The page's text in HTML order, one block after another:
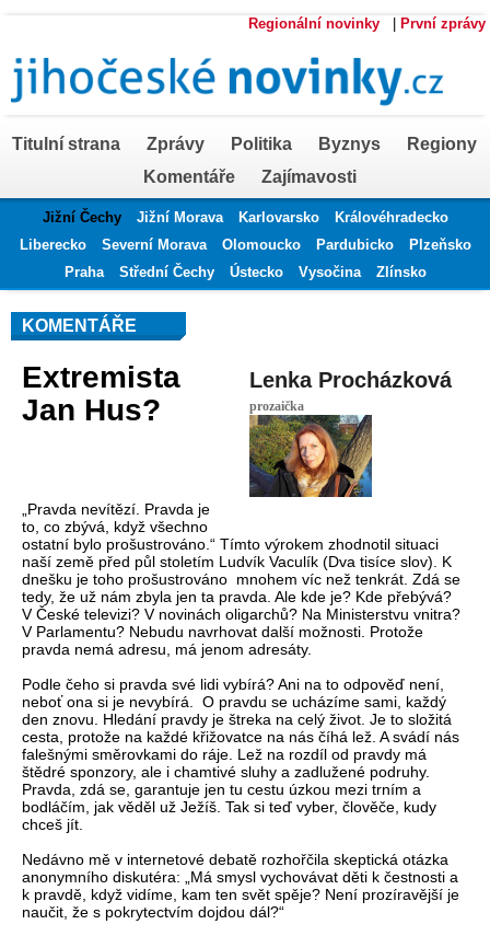
Regionální novinky První zprávy
Titulní strana Zprávy Politika Byznys
Regiony
Komentáře
Zajímavosti
Jižní Čechy Jižní Morava Karlovarsko
Královéhradecko
Liberecko
Severní Morava Olomoucko Pardubicko
Plzeňsko
Praha
Střední Čechy Ústecko Vysočina Zlínsko
KOMENTÁŘE
Lenka Procházková
prozaička
Extremista
Jan Hus?
„Pravda nevítězí. Pravda je
to, co zbývá, když všechno
ostatní bylo prošustrováno.“ Tímto výrokem zhodnotil situaci
naší země před půl stoletím Ludvík Vaculík (Dva tisíce slov). K
dnešku je toho prošustrováno mnohem víc než tenkrát. Zdá se
tedy, že už nám zbyla jen ta pravda. Ale kde je? Kde přebývá?
V České televizi? V novinách oligarchů? Na Ministerstvu vnitra?
V Parlamentu? Nebudu navrhovat další možnosti. Protože
pravda nemá adresu, má jenom adresáty.
Podle čeho si pravda své lidi vybírá? Ani na to odpověď není,
neboť ona si je nevybírá. O pravdu se ucházíme sami, každý
den znovu. Hledání pravdy je štreka na celý život. Je to složitá
cesta, protože na každé křižovatce na nás číhá lež. A svádí nás
falešnými směrovkami do ráje. Lež na rozdíl od pravdy má
štědré sponzory, ale i chamtivé sluhy a zadlužené podruhy.
Pravda, zdá se, garantuje jen tu cestu úzkou mezi trním a
bodláčím, jak věděl už Ježíš. Tak si teď vyber, člověče, kudy
chceš jít.
Nedávno mě v internetové debatě rozhořčila skeptická otázka
anonymního diskutéra: „Má smysl vychovávat děti k čestnosti a
k pravdě, když vidíme, kam ten svět spěje? Není prozíravější je
naučit, že s pokrytectvím dojdou dál?“